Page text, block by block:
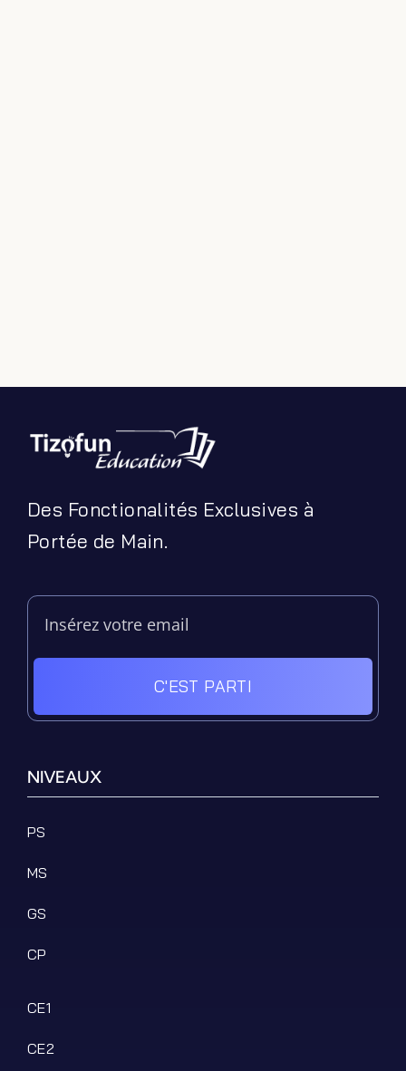
Des Fonctionalités Exclusives à
Portée de Main.
C'EST PARTI
NIVEAUX
PS
MS
GS
CP
CE1
CE2
Filter by Custom Post Type
Leçons
Podcasts